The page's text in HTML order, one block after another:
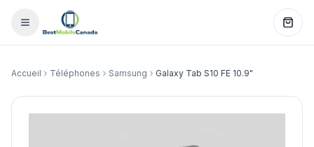
Accueil Téléphones Samsung Galaxy Tab S10 FE 10.9"